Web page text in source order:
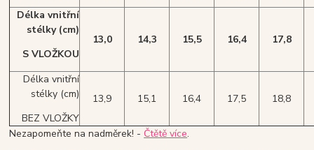
Délka vnitřní
stélky (cm)
S VLOŽKOU
13,0 14,3 15,5 16,4 17,8
Délka vnitřní
stélky (cm)
BEZ VLOŽKY
13,9 15,1 16,4 17,5 18,8
Nezapomeňte na nadměrek! - Čtětě více.